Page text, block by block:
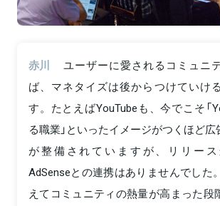
赤川
ユーザーに愛されるコミュニ
ば、マネタイズは後からつけていけ
す。たとえばYouTubeも、今でこそ「
る職業」といったイメージがつくほど
が整備されていますが、リリース
AdSenseとの連携はありませんでした
えてコミュニティの熱量が高まった段